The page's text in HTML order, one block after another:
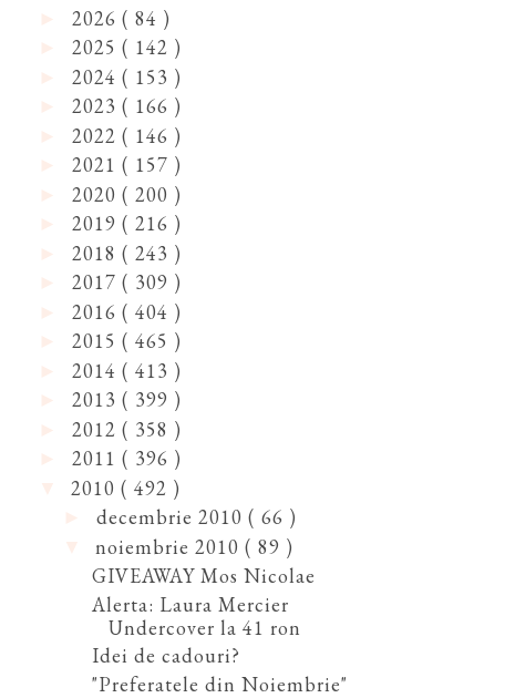
2026 ( 84 )
2025 ( 142 )
2024 ( 153 )
2023 ( 166 )
2022 ( 146 )
2021 ( 157 )
2020 ( 200 )
2019 ( 216 )
2018 ( 243 )
2017 ( 309 )
2016 ( 404 )
2015 ( 465 )
2014 ( 413 )
2013 ( 399 )
2012 ( 358 )
2011 ( 396 )
2010 ( 492 )
decembrie 2010 ( 66 )
noiembrie 2010 ( 89 )
GIVEAWAY Mos Nicolae
Alerta: Laura Mercier
Undercover la 41 ron
Idei de cadouri?
"Preferatele din Noiembrie"